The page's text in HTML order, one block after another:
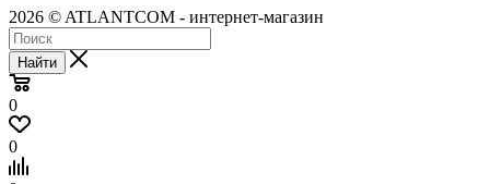
2026 © ATLANTCOM - интернет-магазин
Найти
0
0